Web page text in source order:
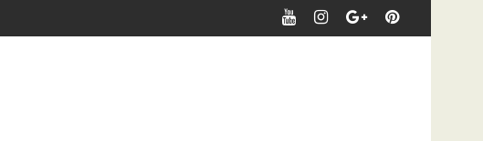
लिया। "हर खबर पर पैनी नजर" (IPN)इंडिया पब्लिक न्यूज।